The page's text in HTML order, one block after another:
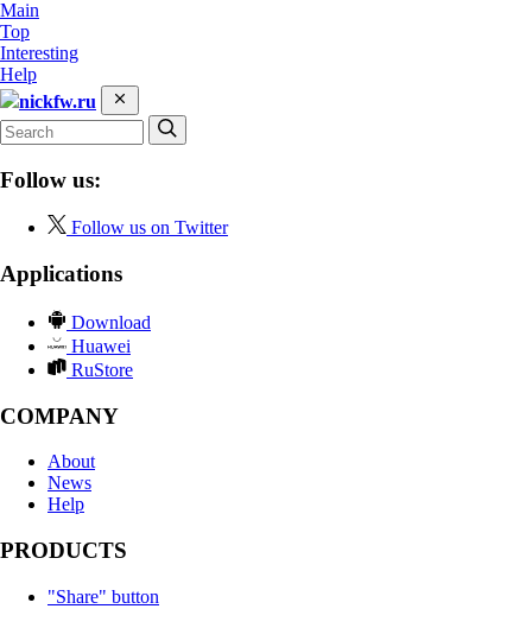
Main
Top
Interesting
Help
nickfw.ru
Follow us:
Follow us on Twitter
Applications
Download
Huawei
RuStore
COMPANY
About
News
Help
PRODUCTS
"Share" button